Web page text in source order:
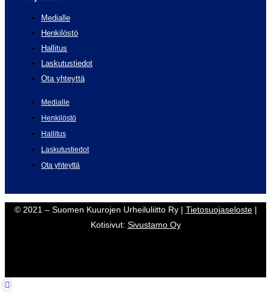
Medialle
Henkilöstö
Hallitus
Laskutustiedot
Ota yhteyttä
Medialle
Henkilöstö
Hallitus
Laskutustiedot
Ota yhteyttä
© 2021 – Suomen Kuurojen Urheiluliitto Ry | Tietosuojaseloste|
Kotisivut: Sivustamo Oy